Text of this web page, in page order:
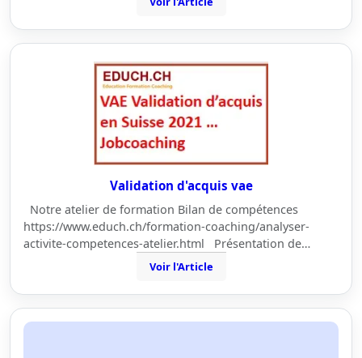
Validation d'acquis vae
Notre atelier de formation Bilan de compétences
https://www.educh.ch/formation-coaching/analyser-
activite-competences-atelier.html Présentation de…
Voir l'Article